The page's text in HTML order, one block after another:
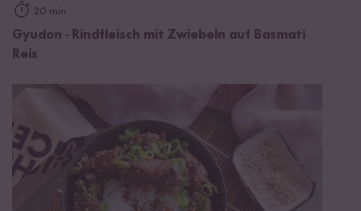
20 min
Gyudon - Rindfleisch mit Zwiebeln auf Basmati
Reis